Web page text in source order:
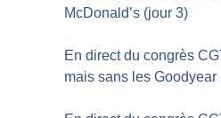
McDonald’s (jour 3)
En direct du congrès
mais sans les Goodyear